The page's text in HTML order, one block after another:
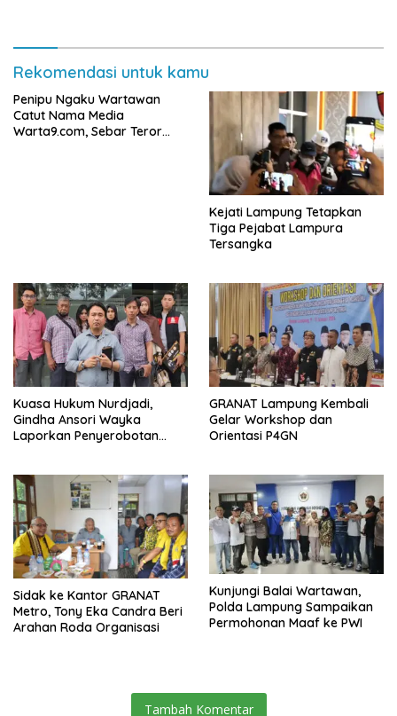
Rekomendasi untuk kamu
Penipu Ngaku Wartawan
Catut Nama Media
Warta9.com, Sebar Teror
Kejati Lampung Tetapkan
Tiga Pejabat Lampura
Tersangka
Kuasa Hukum Nurdjadi,
Gindha Ansori Wayka
Laporkan Penyerobotan
GRANAT Lampung Kembali
Gelar Workshop dan
Orientasi P4GN
‎Sidak ke Kantor GRANAT
Metro, Tony Eka Candra Beri
Arahan Roda Organisasi
Kunjungi Balai Wartawan,
Polda Lampung Sampaikan
Permohonan Maaf ke PWI
Tambah Komentar